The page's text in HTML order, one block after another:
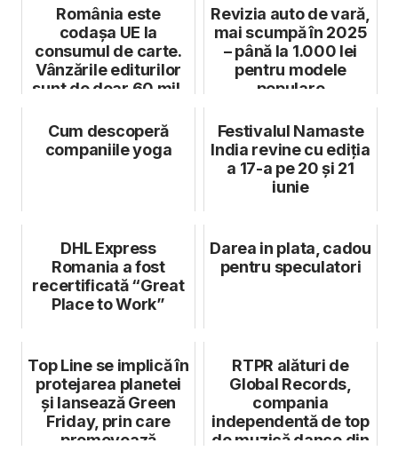
România este
codașa UE la
consumul de carte.
Vânzările editurilor
sunt de doar 60 mil.
Revizia auto de vară,
mai scumpă în 2025
– până la 1.000 lei
pentru modele
populare
Cum descoperă
companiile yoga
Festivalul Namaste
India revine cu ediția
a 17-a pe 20 și 21
iunie
DHL Express
Romania a fost
recertificată “Great
Place to Work”
Darea in plata, cadou
pentru speculatori
Top Line se implică în
protejarea planetei
și lansează Green
Friday, prin care
promovează
RTPR alături de
Global Records,
compania
independentă de top
de muzică dance din